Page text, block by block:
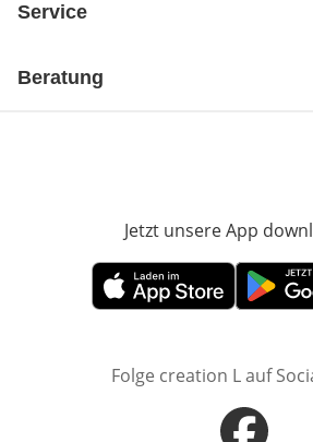
Service
Beratung
Jetzt unsere App
Öffnet in neuem Fenster
Öffnet in
Folge creation L auf